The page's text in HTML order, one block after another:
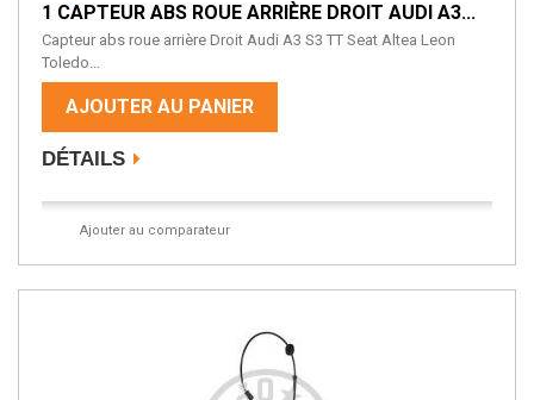
1 CAPTEUR ABS ROUE ARRIÈRE DROIT AUDI A3...
Capteur abs roue arrière Droit Audi A3 S3 TT Seat Altea Leon
Toledo...
AJOUTER AU PANIER
DÉTAILS
Ajouter au comparateur